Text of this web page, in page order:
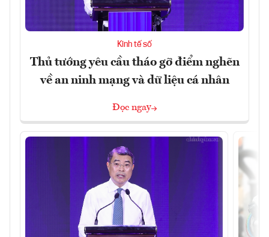
Kinh tế số
Thủ tướng yêu cầu tháo gỡ điểm nghẽn
về an ninh mạng và dữ liệu cá nhân
Đọc ngay